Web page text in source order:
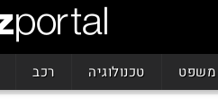
משפט טכנולוגיה רכב